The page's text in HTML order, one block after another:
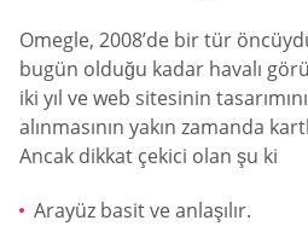
Omegle, 2008’de bir tür
bugün olduğu kadar havalı
iki yıl ve web sitesinin
alınmasının yakın zamanda
Ancak dikkat çekici olan şu ki
Arayüz basit ve anlaşılır.